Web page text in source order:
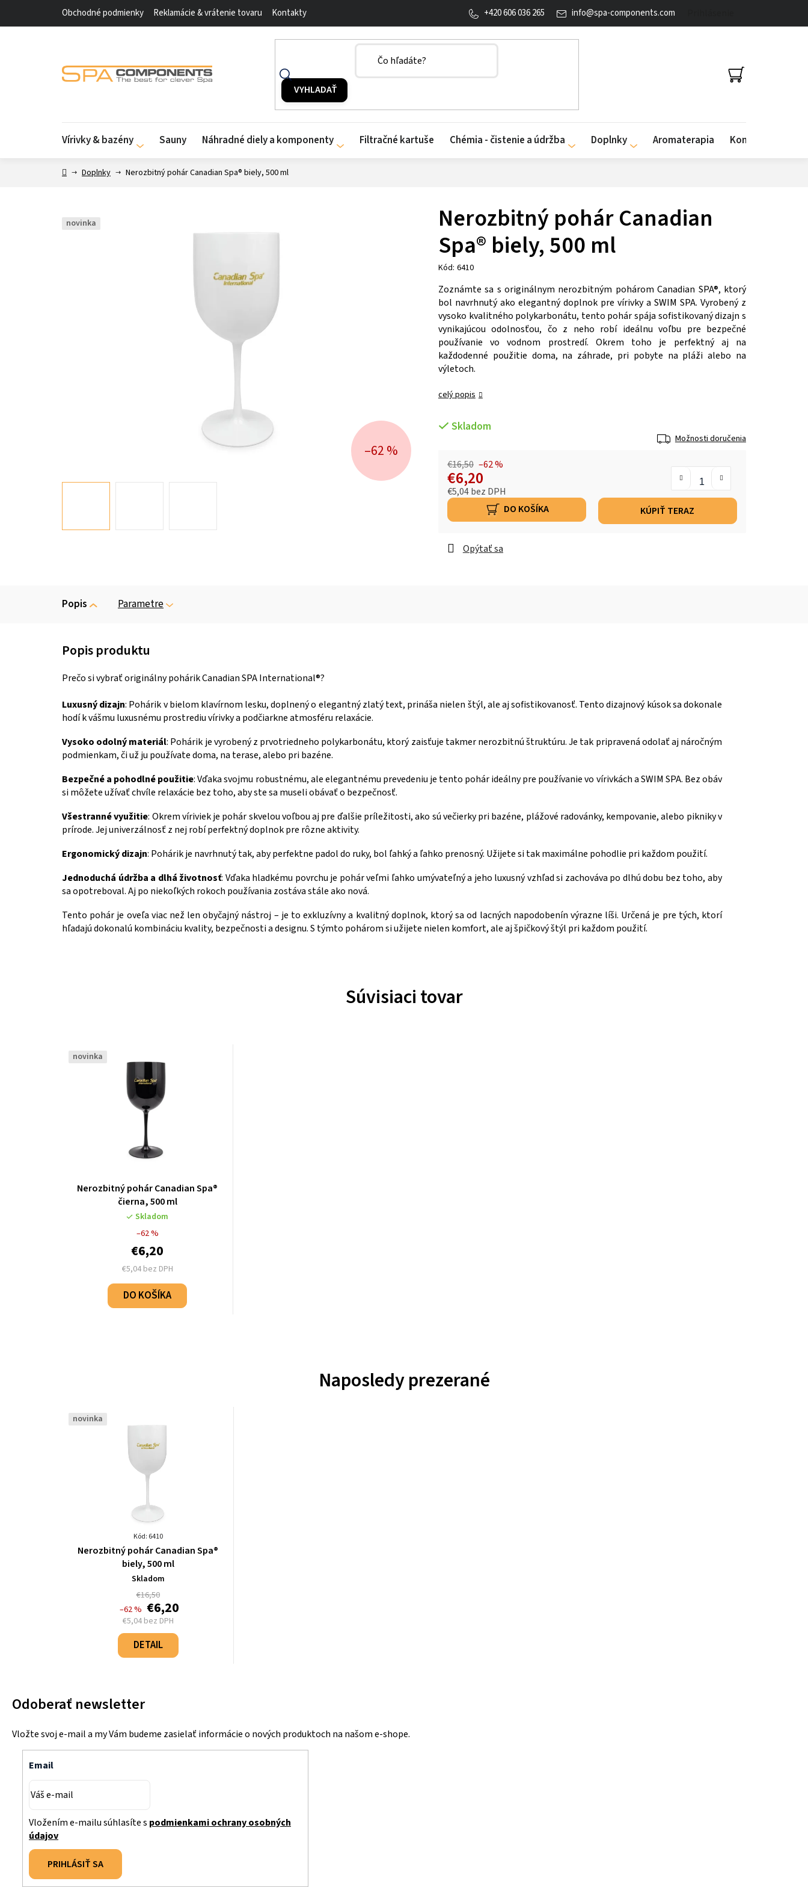
Obchodné podmienky Reklamácie & vrátenie tovaru Kontakty info@spa-components.com
+420 606 036 265
NÁKUPNÝ
KOŠÍK
Vírivky & bazény Sauny Náhradné diely a komponenty Filtračné kartuše Chémia - čistenie a údržba Doplnky Aromaterapia Kontakty
DomovDoplnky Nerozbitný pohár Canadian Spa® biely, 500 ml
Nerozbitný pohár Canadian
Spa® biely, 500 ml
Kód: 6410
Zoznámte sa s originálnym nerozbitným pohárom Canadian SPA®, ktorý
bol navrhnutý ako elegantný doplnok pre vírivky a SWIM SPA. Vyrobený z
vysoko kvalitného polykarbonátu, tento pohár spája sofistikovaný dizajn s
vynikajúcou odolnosťou, čo z neho robí ideálnu voľbu pre bezpečné
používanie vo vodnom prostredí. Okrem toho je perfektný aj na
každodenné použitie doma, na záhrade, pri pobyte na pláži alebo na
výletoch.
celý popis
Skladom
Možnosti doručenia
€16,50 –62 %
€6,20
€5,04 bez DPH
DO KOŠÍKA
KÚPIŤ TERAZ
Opýtať sa
novinka
–62 %
Popis Parametre
Prečo si vybrať originálny pohárik Canadian SPA International®?
Luxusný dizajn: Pohárik v bielom klavírnom lesku, doplnený o elegantný zlatý text, prináša nielen štýl, ale aj sofistikovanosť. Tento dizajnový kúsok sa dokonale
hodí k vášmu luxusnému prostrediu vírivky a podčiarkne atmosféru relaxácie.
Vysoko odolný materiál: Pohárik je vyrobený z prvotriedneho polykarbonátu, ktorý zaisťuje takmer nerozbitnú štruktúru. Je tak pripravená odolať aj náročným
podmienkam, či už ju používate doma, na terase, alebo pri bazéne.
Bezpečné a pohodlné použitie: Vďaka svojmu robustnému, ale elegantnému prevedeniu je tento pohár ideálny pre používanie vo vírivkách a SWIM SPA. Bez obáv
si môžete užívať chvíle relaxácie bez toho, aby ste sa museli obávať o bezpečnosť.
Všestranné využitie: Okrem víriviek je pohár skvelou voľbou aj pre ďalšie príležitosti, ako sú večierky pri bazéne, plážové radovánky, kempovanie, alebo pikniky v
prírode. Jej univerzálnosť z nej robí perfektný doplnok pre rôzne aktivity.
Ergonomický dizajn: Pohárik je navrhnutý tak, aby perfektne padol do ruky, bol ľahký a ľahko prenosný. Užijete si tak maximálne pohodlie pri každom použití.
Jednoduchá údržba a dlhá životnosť: Vďaka hladkému povrchu je pohár veľmi ľahko umývateľný a jeho luxusný vzhľad si zachováva po dlhú dobu bez toho, aby
sa opotreboval. Aj po niekoľkých rokoch používania zostáva stále ako nová.
Tento pohár je oveľa viac než len obyčajný nástroj – je to exkluzívny a kvalitný doplnok, ktorý sa od lacných napodobenín výrazne líši. Určená je pre tých, ktorí
hľadajú dokonalú kombináciu kvality, bezpečnosti a designu. S týmto pohárom si užijete nielen komfort, ale aj špičkový štýl pri každom použití.
Súvisiaci tovar
novinka
Nerozbitný pohár Canadian Spa®
čierna, 500 ml
Skladom
€5,04 bez DPH
€6,20
–62 %
DO KOŠÍKA
Naposledy prezerané
novinka
Kód: 6410
Nerozbitný pohár Canadian Spa®
biely, 500 ml
Skladom
€16,50
–62 % €6,20
€5,04 bez DPH
Jednotková
cena:
DETAIL
Odoberať newsletter
Vložte svoj e-mail a my Vám budeme zasielať informácie o nových produktoch na našom e-shope.
Email
Vložením e-mailu súhlasíte s podmienkami ochrany osobných
údajov
PRIHLÁSIŤ SA